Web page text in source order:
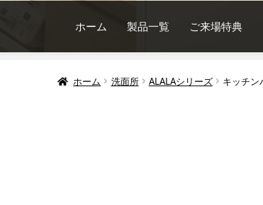
キ
ッ
プ
ホーム 製品一覧 ご来場特典
ホーム 洗面所 ALALAシリーズ キッチ